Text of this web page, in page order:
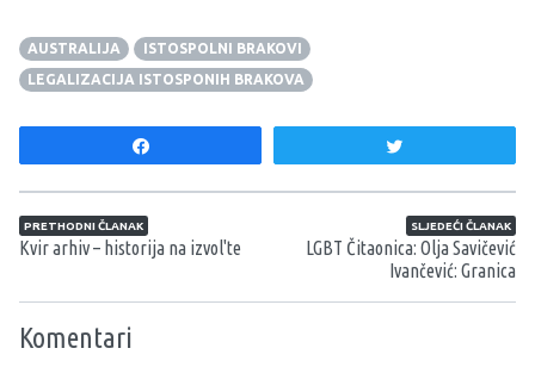
AUSTRALIJA
ISTOSPOLNI BRAKOVI
LEGALIZACIJA ISTOSPONIH BRAKOVA
Navigacija članaka
PRETHODNI ČLANAK
Kvir arhiv – historija na izvol'te
SLJEDEĆI ČLANAK
LGBT Čitaonica: Olja Savičević
Ivančević: Granica
Komentari